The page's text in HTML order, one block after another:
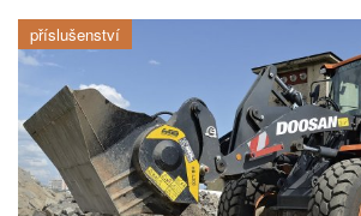
příslušenství